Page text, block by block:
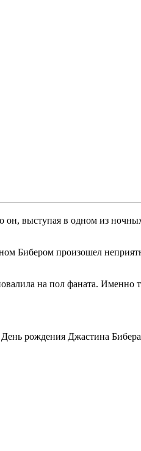
выступая в одном из
Бибером произошел
на пол фаната.
рождения Джастина